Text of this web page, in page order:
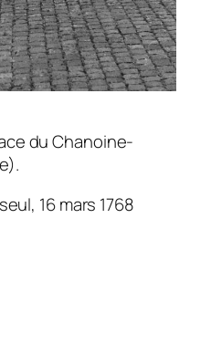
du Chanoine-
16 mars 1768